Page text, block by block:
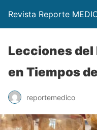
Revista Reporte
Lecciones
en Tiempos
reportemedico